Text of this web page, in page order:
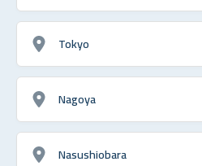
Tokyo
Nagoya
Nasushiobara